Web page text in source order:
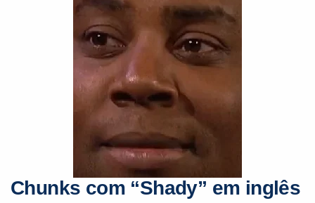
Chunks com “Shady” em inglês